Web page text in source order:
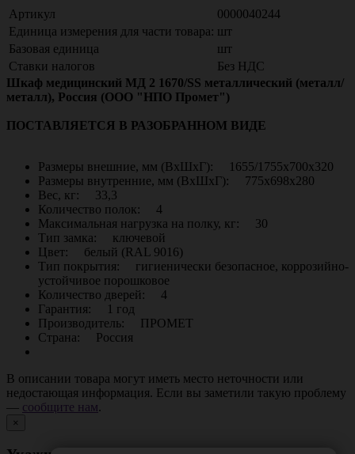
Артикул
0000040244
Единица измерения для части товара: шт
Базовая единица
шт
Ставки налогов
Без НДС
Шкаф медицинский МД 2 1670/SS металлический (металл/
металл), Россия (ООО "НПО Промет")
ПОСТАВЛЯЕТСЯ В РАЗОБРАННОМ ВИДЕ
Размеры внешние, мм (ВхШхГ): 1655/1755x700x320
Размеры внутренние, мм (ВхШхГ): 775x698x280
Вес, кг: 33,3
Количество полок: 4
Максимальная нагрузка на полку, кг: 30
Тип замка: ключевой
Цвет: белый (RAL 9016)
Тип покрытия: гигиенически безопасное, коррозийно-
устойчивое порошковое
Количество дверей: 4
Гарантия: 1 год
Производитель: ПРОМЕТ
Страна: Россия
В описании товара могут иметь место неточности или
недостающая информация. Если вы заметили такую проблему
— сообщите нам.
×